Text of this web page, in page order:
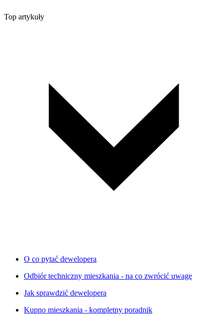
Top artykuły
O co pytać dewelopera
Odbiór techniczny mieszkania - na co zwrócić uwagę
Jak sprawdzić dewelopera
Kupno mieszkania - kompletny poradnik